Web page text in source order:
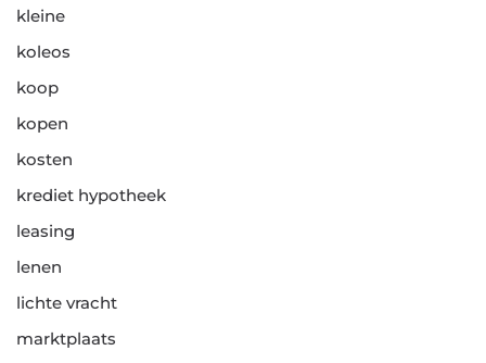
kleine
koleos
koop
kopen
kosten
krediet hypotheek
leasing
lenen
lichte vracht
marktplaats